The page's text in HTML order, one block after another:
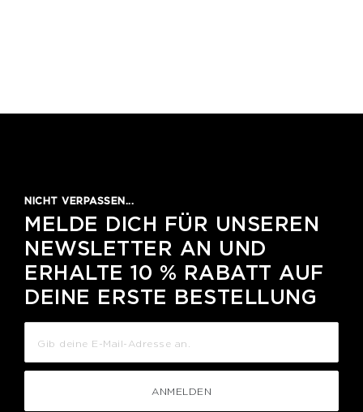
NICHT VERPASSEN...
MELDE DICH FÜR UNSEREN
NEWSLETTER AN UND
ERHALTE 10 % RABATT AUF
DEINE ERSTE BESTELLUNG
ANMELDEN